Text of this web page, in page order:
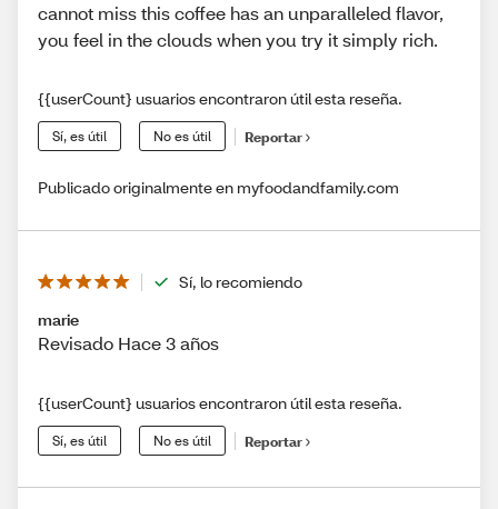
cannot miss this coffee has an unparalleled flavor,
you feel in the clouds when you try it simply rich.
{{userCount} usuarios encontraron útil esta reseña.
Sí, es útil No es útil Reportar
Publicado originalmente en myfoodandfamily.com
Sí, lo recomiendo
marie
Revisado Hace 3 años
{{userCount} usuarios encontraron útil esta reseña.
Sí, es útil No es útil Reportar